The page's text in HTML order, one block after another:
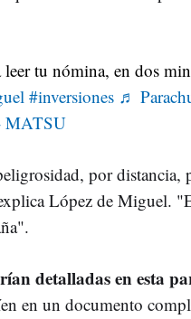
leer tu nómina, en dos
#inversiones ♬
MATSU
por distancia,
López de Miguel.
detalladas en esta
en un documento